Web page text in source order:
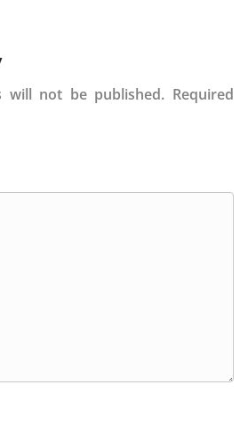
will not be published. Required